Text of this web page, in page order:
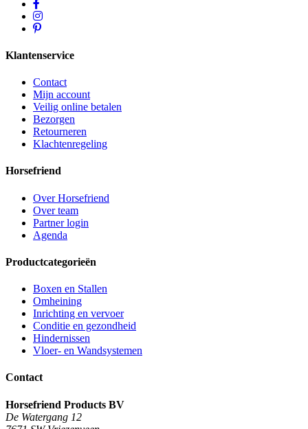
Klantenservice
Contact
Mijn account
Veilig online betalen
Bezorgen
Retourneren
Klachtenregeling
Horsefriend
Over Horsefriend
Over team
Partner login
Agenda
Productcategorieën
Boxen en Stallen
Omheining
Inrichting en vervoer
Conditie en gezondheid
Hindernissen
Vloer- en Wandsystemen
Contact
Horsefriend Products BV
De Watergang 12